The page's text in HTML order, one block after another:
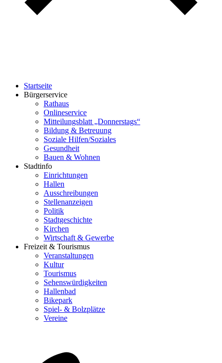
Startseite
Bürgerservice
Rathaus
Onlineservice
Mitteilungsblatt „Donnerstags“
Bildung & Betreuung
Soziale Hilfen/Soziales
Gesundheit
Bauen & Wohnen
Stadtinfo
Einrichtungen
Hallen
Ausschreibungen
Stellenanzeigen
Politik
Stadtgeschichte
Kirchen
Wirtschaft & Gewerbe
Freizeit & Tourismus
Veranstaltungen
Kultur
Tourismus
Sehenswürdigkeiten
Hallenbad
Bikepark
Spiel- & Bolzplätze
Vereine